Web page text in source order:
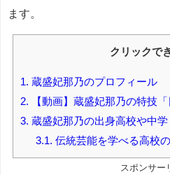
ます。
クリックで
1.
蔵盛妃那乃のプロフィール
2.
【動画】蔵盛妃那乃の特技
3. 蔵盛妃那乃の出身高校や中学
3.1.
伝統芸能を学べる高校
スポンサー